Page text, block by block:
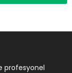
profesyonel